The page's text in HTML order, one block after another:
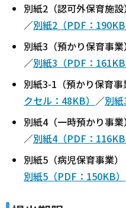
別紙2（認可外保育施設
／別紙2（PDF：190KB
別紙3（預かり保育事業
／別紙3（PDF：161KB
別紙3-1（預かり保育
クセル：48KB） ／別
別紙4（一時預かり事業
／別紙4（PDF：116KB
別紙5（病児保育事業）
別紙5（PDF：150KB）